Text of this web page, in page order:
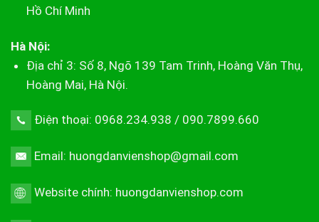
Hồ Chí Minh
Hà Nội:
Địa chỉ 3: Số 8, Ngõ 139 Tam Trinh, Hoàng Văn Thụ,
Hoàng Mai, Hà Nội.
Điện thoại: 0968.234.938 / 090.7899.660
Email: huongdanvienshop@gmail.com
Website chính: huongdanvienshop.com